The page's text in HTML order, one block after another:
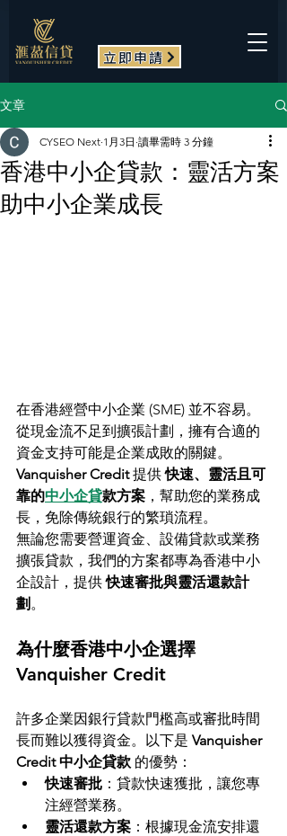
立即申請
文章
香港中小企貸款：靈活方案
助中小企業成長
CYSEO Next 1月3日 讀畢需時 3 分鐘
在香港經營中小企業 (SME) 並不容易。
從現金流不足到擴張計劃，擁有合適的
資金支持可能是企業成敗的關鍵。
Vanquisher Credit 提供 快速、靈活且可
靠的中小企貸款方案 ，幫助您的業務成
長，免除傳統銀行的繁瑣流程。
無論您需要營運資金、設備貸款或業務
擴張貸款，我們的方案都專為香港中小
企設計，提供 快速審批與靈活還款計
劃 。
為什麼香港中小企選擇
Vanquisher Credit
許多企業因銀行貸款門檻高或審批時間
長而難以獲得資金。以下是 Vanquisher
Credit 中小企貸款 的優勢：
快速審批 ：貸款快速獲批，讓您專
注經營業務。
靈活還款方案 ：根據現金流安排還